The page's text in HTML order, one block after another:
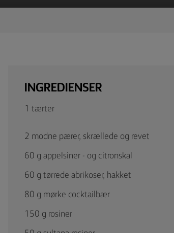
INGREDIENSER
1 tærter
2 modne pærer, skrællede og revet
60 g appelsiner - og citronskal
60 g tørrede abrikoser, hakket
80 g mørke cocktailbær
150 g rosiner